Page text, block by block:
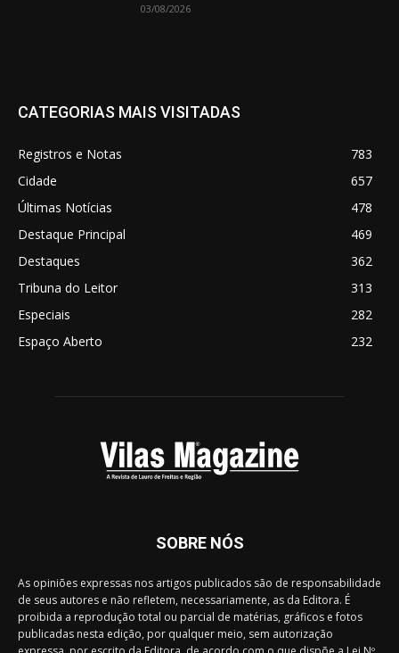
03/08/2026
CATEGORIAS MAIS VISITADAS
Registros e Notas
783
Cidade
657
Últimas Notícias
478
Destaque Principal
469
Destaques
362
Tribuna do Leitor
313
Especiais
282
Espaço Aberto
232
SOBRE NÓS
As opiniões expressas nos artigos publicados são de responsabilidade
de seus autores e não refletem, necessariamente, as da Editora. É
proibida a reprodução total ou parcial de matérias, gráficos e fotos
publicadas nesta edição, por qualquer meio, sem autorização